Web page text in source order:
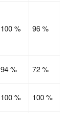
100 % 96 %
94 % 72 %
100 % 100 %